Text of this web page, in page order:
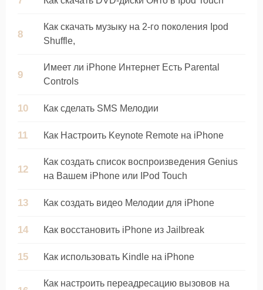
Как скачать музыку на 2-го поколения Ipod
Shuffle,
Имеет ли iPhone Интернет Есть Parental
Controls
Как сделать SMS Мелодии
Как Настроить Keynote Remote на iPhone
Как создать список воспроизведения Genius
на Вашем iPhone или IPod Touch
Как создать видео Мелодии для iPhone
Как восстановить iPhone из Jailbreak
Как использовать Kindle на iPhone
Как настроить переадресацию вызовов на